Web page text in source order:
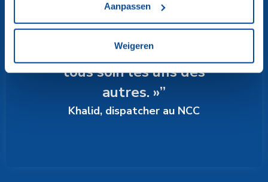
Aanpassen
Weigeren
« Chez Brink’s, la
convivialité est
primordiale. Nous prenons
tous soin les uns des
autres. »
Khalid, dispatcher au NCC